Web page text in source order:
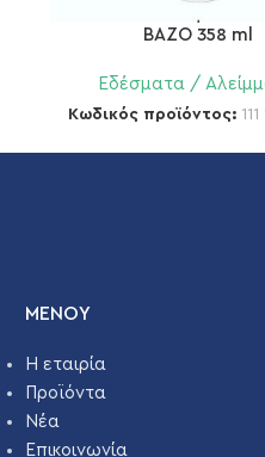
ΒΑΖΟ 358 ml
Εδέσματα /
Κωδικός προϊόντος:
ΜΕΝΟΥ
Η εταιρία
Προϊόντα
Νέα
Επικοινωνία